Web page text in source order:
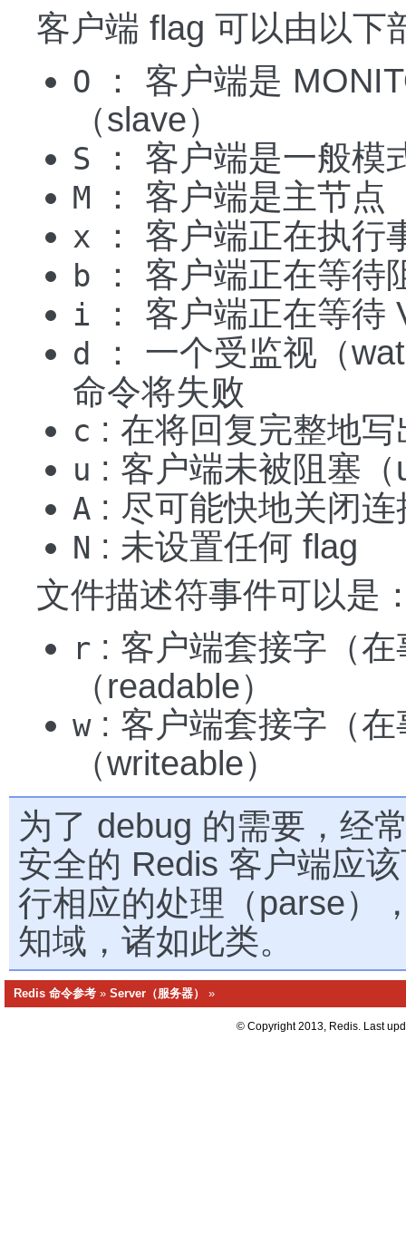
客户端 flag 可以由以下
O ： 客户端是
（slave）
S ： 客户端是一般模
M ： 客户端是主节点
x ： 客户端正在执行
b ： 客户端正在等待
i ： 客户端正在等
d ： 一个受监视（
命令将失败
c : 在将回复完整地
u : 客户端未被阻塞
A : 尽可能快地关闭连
N : 未设置任何 flag
文件描述符事件可以是
r : 客户端套接字（
（readable）
w: 客户端套接字（在
（writeable）
为了 debug 的需要，经
安全的 Redis 客户端应
行相应的处理（parse）
知域，诸如此类。
Redis 命令参考 » Server（服务器） »
© Copyright 2013, Redis. Last